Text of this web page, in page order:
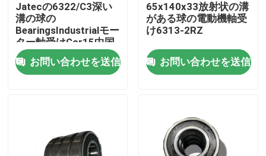
Jatecの6322/C3深い
溝の球の
BearingsIndustrialモー
ター軸受けGcr15中国
お問い合わせを送信
65x140x33放射状の溝
がある球の電動機軸受
け6313-2RZ
お問い合わせを送信